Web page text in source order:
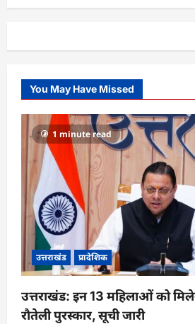
You May Have Missed
1 minute read
उत्तराखंड प्रादेशिक
उत्तराखंड: इन 13 महिलाओं को
रौतेली पुरस्कार, सूची जारी